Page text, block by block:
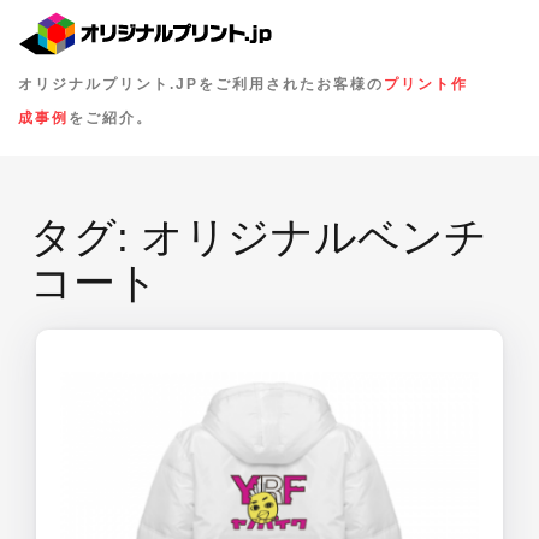
オリジナルプリント.JPをご利用されたお客様の プリント作
成事例 をご紹介。
タグ: オリジナルベンチ
コート